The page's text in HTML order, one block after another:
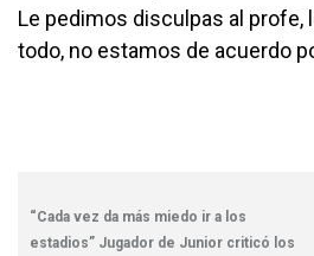
Le pedimos disculpas al profe,
todo, no estamos de acuerdo
“Cada vez da más miedo ir a los
estadios” Jugador de Junior criticó los